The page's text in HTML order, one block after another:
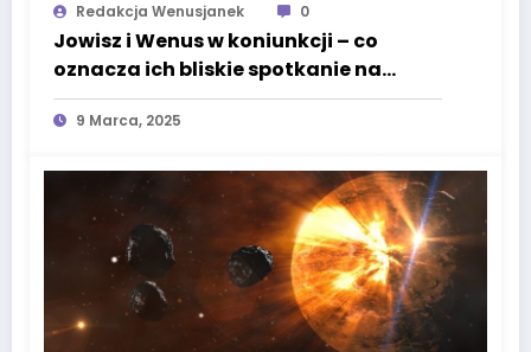
Redakcja Wenusjanek 0
Jowisz i Wenus w koniunkcji – co
oznacza ich bliskie spotkanie na
niebie?
9 Marca, 2025